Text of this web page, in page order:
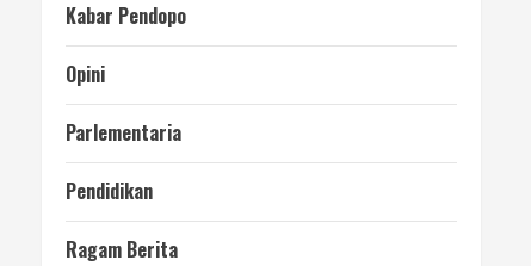
Kabar Pendopo
Opini
Parlementaria
Pendidikan
Ragam Berita